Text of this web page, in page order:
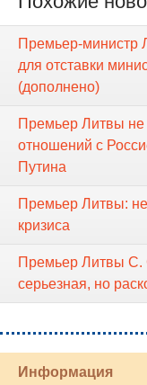
Премьер-министр
для отставки
(дополнено)
Премьер Литвы не
отношений с
Путина
Премьер Литвы:
кризиса
Премьер Литвы С.
серьезная, но
Информация